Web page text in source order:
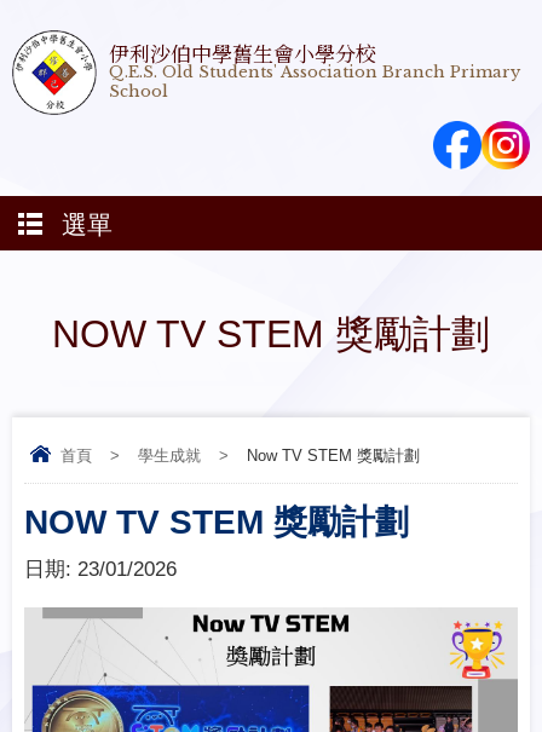
伊利沙伯中學舊生會小學分校
Q.E.S. Old Students' Association Branch Primary
School
選單
NOW TV STEM 獎勵計劃
首頁 > 學生成就 > Now TV STEM 獎勵計劃
NOW TV STEM 獎勵計劃
日期: 23/01/2026